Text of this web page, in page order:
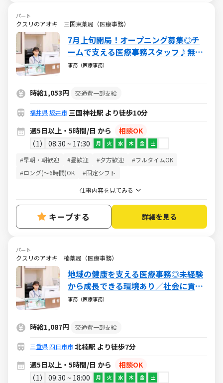
パート
クスリのアオキ 三国東薬局（医療事務）
7月上旬開局！オープニング募集◎チ
ームで支える医療事務スタッフ♪無資
格・未経験から挑戦できる安心の環境
事務（医療事務）
時給1,053円 交通費一部支給
福井県坂井市 三国神社駅 より徒歩10分
週5日以上・5時間/日 から
相談OK
1
08:30 ~ 17:30 月 火 水 木 金 土
#早朝・朝歓迎 #昼歓迎 #夕方歓迎
#フルタイムOK
#ロング(～6時間)OK
#固定シフト
仕事内容を見てみる
キープする 詳細を見る
パート
クスリのアオキ 楠薬局（医療事務）
地域の健康を支える医療事務◎未経験
から成長できる環境あり／社会に貢献
できるやりがいある仕事／週5日・1日
事務（医療事務）
時給1,087円 交通費一部支給
三重県四日市市北楠駅 より徒歩7分
週5日以上・5時間/日 から
相談OK
1
09:30 ~ 18:00 月 火 水 木 金 土